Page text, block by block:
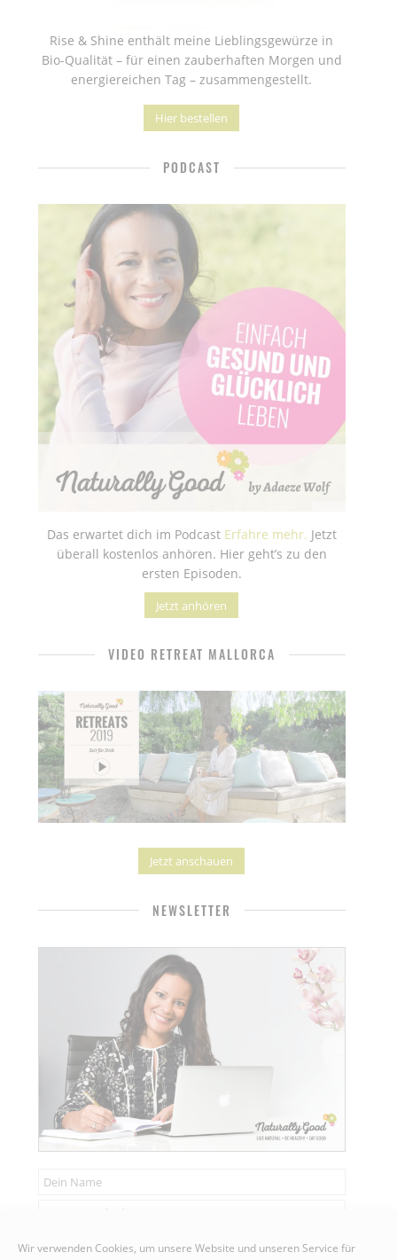
Wir verwenden Cookies, um unsere Website und unseren Service für
Rise & Shine enthält meine Lieblingsgewürze in
Bio-Qualität – für einen zauberhaften Morgen und
energiereichen Tag – zusammengestellt.
Hier bestellen
PODCAST
Das erwartet dich im Podcast Erfahre mehr. Jetzt
überall kostenlos anhören. Hier geht’s zu den
ersten Episoden.
Jetzt anhören
VIDEO RETREAT MALLORCA
Jetzt anschauen
NEWSLETTER
Senden